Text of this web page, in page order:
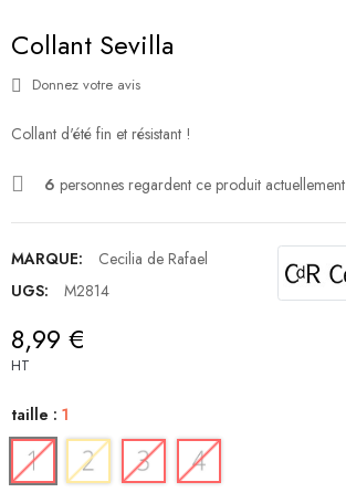
Collant Sevilla
Donnez votre avis
Collant d'été fin et résistant !
6 personnes regardent ce produit actuellement
MARQUE:
Cecilia de Rafael
UGS:
M2814
8,99 €
HT
taille : 1